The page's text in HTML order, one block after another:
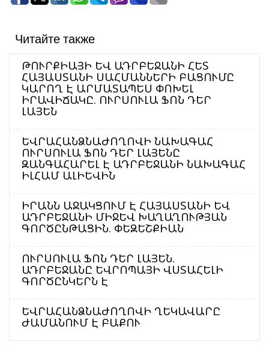
Читайте также
ԹՈՒՐՔԻԱՅԻ ԵՎ ԱԴՐԲԵՋԱՆԻ ՀԵՏ
ՀԱՅԱՍՏԱՆԻ ՍԱՀՄԱՆՆԵՐԻ ԲԱՑՈՒՄԸ
ԿԱՐՈՂ Է ԱՐՄԱՏԱՊԵՍ ՓՈԽԵԼ
ԻՐԱՎԻՃԱԿԸ. ՈՒՐՍՈՒԼԱ ՖՈՆ ԴԵՐ
ԼԱՅԵՆ
ԵՎՐԱՀԱՆՁՆԱԺՈՂՈՎԻ ՆԱԽԱԳԱՀ
ՈՒՐՍՈՒԼԱ ՖՈՆ ԴԵՐ ԼԱՅԵՆԸ
ԶԱՆԳԱՀԱՐԵԼ Է ԱԴՐԲԵՋԱՆԻ ՆԱԽԱԳԱՀ
ԻԼՀԱՄ ԱԼԻԵՎԻՆ
ԻՐԱՆՆ ԱՋԱԿՑՈՒՄ Է ՀԱՅԱՍՏԱՆԻ ԵՎ
ԱԴՐԲԵՋԱՆԻ ՄԻՋԵՎ ԽԱՂԱՂՈՒԹՅԱՆ
ԳՈՐԾԸՆԹԱՑԻՆ. ՓԵԶԵՇՔԻԱՆ
ՈՒՐՍՈՒԼԱ ՖՈՆ ԴԵՐ ԼԱՅԵՆ.
ԱԴՐԲԵՋԱՆԸ ԵՎՐՈՊԱՅԻ ՎՍՏԱՀԵԼԻ
ԳՈՐԾԸՆԿԵՐՆ Է
ԵՎՐԱՀԱՆՁՆԱԺՈՂՈՎԻ ՂԵԿԱՎԱՐԸ
ԺԱՄԱՆՈՒՄ Է ԲԱՔՈՒ